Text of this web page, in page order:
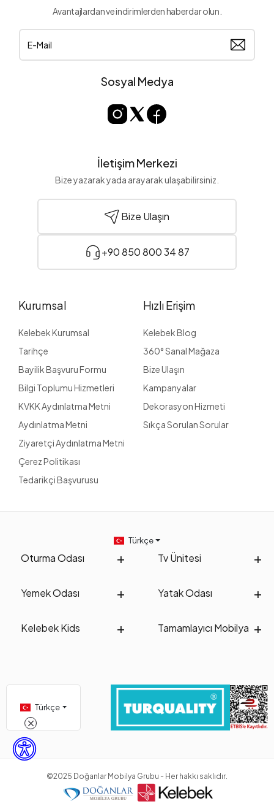
Avantajlardan ve indirimlerden haberdar olun.
Sosyal Medya
İletişim Merkezi
Bize yazarak yada arayarak ulaşabilirsiniz.
Bize Ulaşın
+90 850 800 34 87
Kurumsal
Kelebek Kurumsal
Tarihçe
Bayilik Başvuru Formu
Bilgi Toplumu Hizmetleri
KVKK Aydınlatma Metni
Aydınlatma Metni
Ziyaretçi Aydınlatma Metni
Çerez Politikası
Tedarikçi Başvurusu
Hızlı Erişim
Kelebek Blog
360° Sanal Mağaza
Bize Ulaşın
Kampanyalar
Dekorasyon Hizmeti
Sıkça Sorulan Sorular
Oturma Odası Tv Ünitesi
Yemek Odası Yatak Odası
Kelebek Kids Tamamlayıcı Mobilya
Türkçe
Türkçe
©2025 Doğanlar Mobilya Grubu - Her hakkı saklıdır.